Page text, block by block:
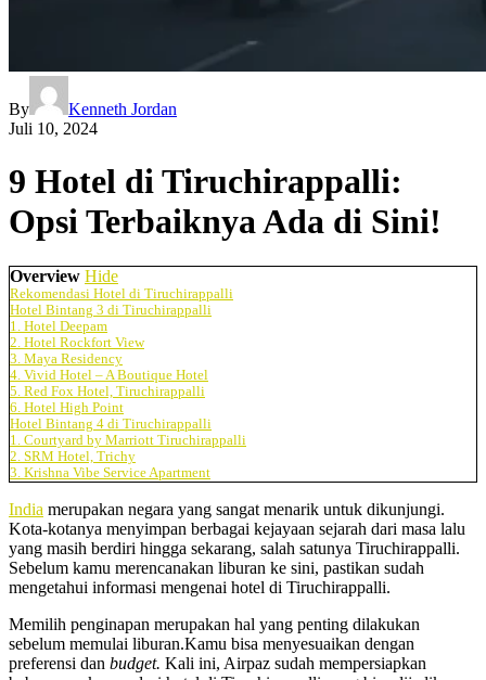
By
Kenneth Jordan
Juli 10, 2024
9 Hotel di Tiruchirappalli:
Opsi Terbaiknya Ada di Sini!
Overview Hide
Rekomendasi Hotel di Tiruchirappalli
Hotel Bintang 3 di Tiruchirappalli
1. Hotel Deepam
2. Hotel Rockfort View
3. Maya Residency
4. Vivid Hotel – A Boutique Hotel
5. Red Fox Hotel, Tiruchirappalli
6. Hotel High Point
Hotel Bintang 4 di Tiruchirappalli
1. Courtyard by Marriott Tiruchirappalli
2. SRM Hotel, Trichy
3. Krishna Vibe Service Apartment
India merupakan negara yang sangat menarik untuk dikunjungi.
Kota-kotanya menyimpan berbagai kejayaan sejarah dari masa lalu
yang masih berdiri hingga sekarang, salah satunya Tiruchirappalli.
Sebelum kamu merencanakan liburan ke sini, pastikan sudah
mengetahui informasi mengenai hotel di Tiruchirappalli.
Memilih penginapan merupakan hal yang penting dilakukan
sebelum memulai liburan.Kamu bisa menyesuaikan dengan
preferensi dan budget. Kali ini, Airpaz sudah mempersiapkan